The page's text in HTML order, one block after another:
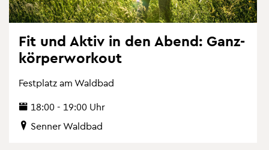
Fit und Aktiv in den Abend: Ganz­
kör­per­wor­k­out
Fest­platz am Wald­bad
18:00 - 19:00 Uhr
Sen­ner Wald­bad